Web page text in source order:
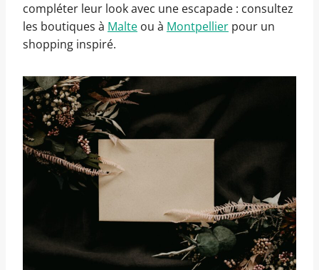
compléter leur look avec une escapade : consultez
les boutiques à Malte ou à Montpellier pour un
shopping inspiré.